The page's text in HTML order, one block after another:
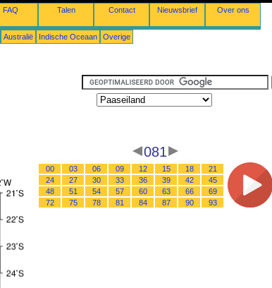
FAQ Talen Contact Nieuwsbrief Over ons
Australië Indische Oceaan Overige
081
00 03 06 09 12 15 18
21
24
27 30 33 36 39 42
45
48
51 54 57 60 63 66
69
72
75 78 81 84 87 90 93